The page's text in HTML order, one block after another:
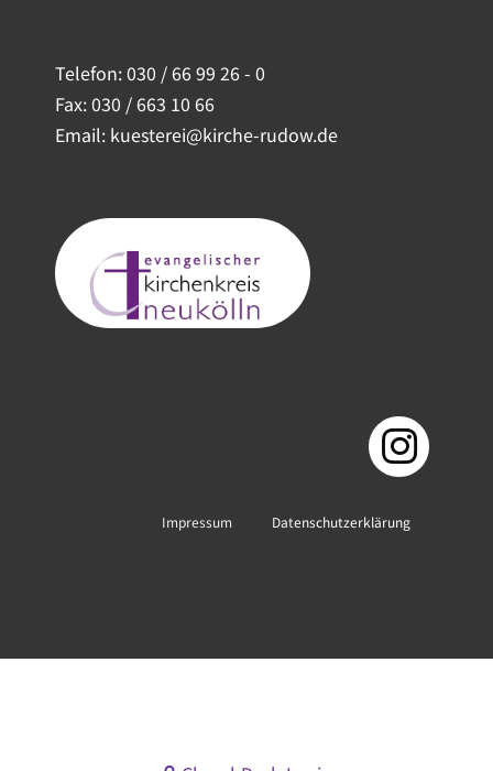
Telefon:030 / 66 99 26 - 0
Fax: 030 / 663 10 66
Email: kuesterei@kirche-rudow.de
Impressum Datenschutzerklärung